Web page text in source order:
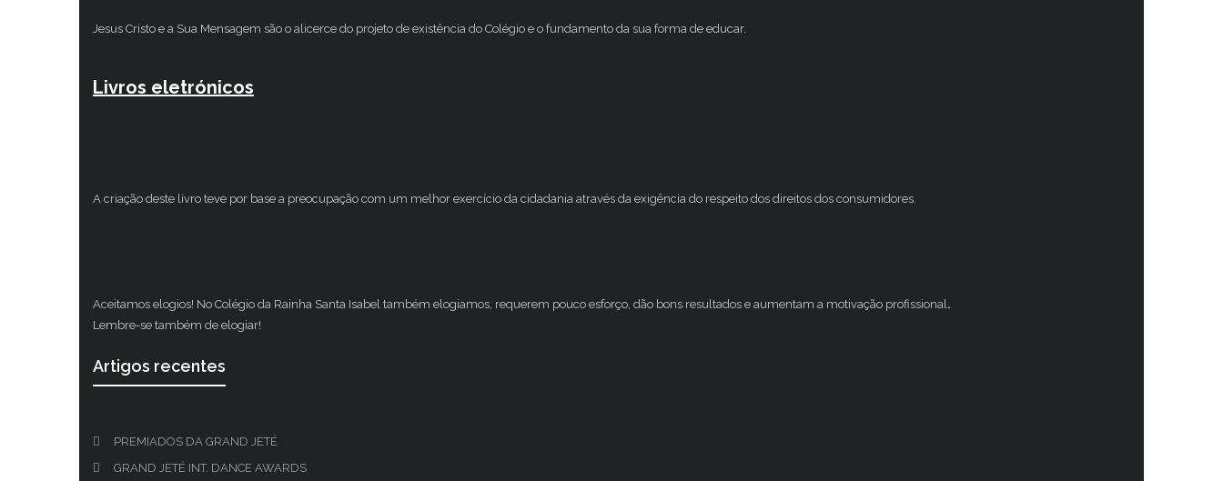
Jesus Cristo e a Sua Mensagem são o alicerce do projeto de existência do Colégio e o fundamento da sua forma de educar.
Livros eletrónicos
A criação deste livro teve por base a preocupação com um melhor exercício da cidadania através da exigência do respeito dos direitos dos consumidores.
Aceitamos elogios! No Colégio da Rainha Santa Isabel também elogiamos, requerem pouco esforço, dão bons resultados e aumentam a motivação profissional.
Lembre-se também de elogiar!
Artigos recentes
PREMIADOS DA GRAND JETÉ
GRAND JETÉ INT. DANCE AWARDS